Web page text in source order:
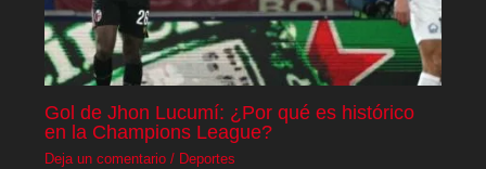
Gol de Jhon Lucumí: ¿Por qué es histórico
en la Champions League?
Deja un comentario / Deportes